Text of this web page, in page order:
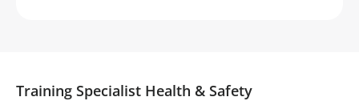
Training Specialist Health & Safety